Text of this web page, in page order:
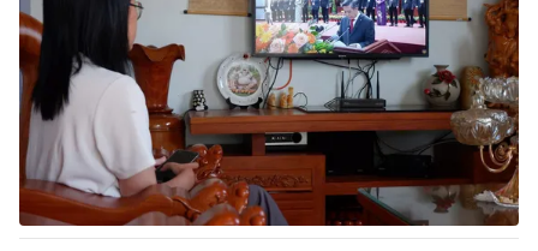
Thế giới
Tin tức
Thế giới đó đây
Câu chuyện quốc tế
Kinh tế
Tài chính
Thị trường
Dữ liệu và đời sống